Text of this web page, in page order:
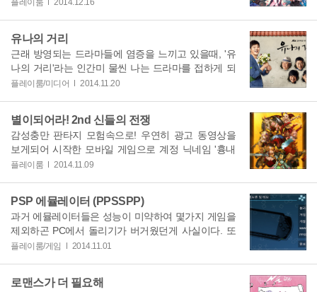
플레이룸 2014.12.16
유나의 거리
근래 방영되는 드라마들에 염증을 느끼고 있을때, '유
나의 거리'라는 인간미 물씬 나는 드라마를 접하게 되
었다. 1994년 '서
플레이룸/미디어 2014.11.20
별이되어라! 2nd 신들의 전쟁
감성충만 판타지 모험속으로! 우연히 광고 동영상을
보게되어 시작한 모바일 게임으로 계정 닉네임 '흉내
쟁이' , 대표 케릭터
플레이룸 2014.11.09
PSP 에뮬레이터 (PPSSPP)
과거 에뮬레이터들은 성능이 미약하여 몇가지 게임을
제외하곤 PC에서 돌리기가 버거웠던게 사실이다. 또
한 각종 버그도 존재했고
플레이룸/게임 2014.11.01
로맨스가 더 필요해